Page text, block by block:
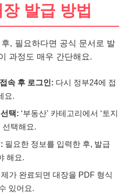
발급 방법
, 필요하다면 공식 문서로 발
과정도 매우 간단해요.
속 후 로그인: 다시 정부24에 접
요.
택: ‘부동산’ 카테고리에서 ‘토지
선택해요.
필요한 정보를 입력한 후, 발급
해요.
가 완료되면 대장을 PDF 형식
있어요.